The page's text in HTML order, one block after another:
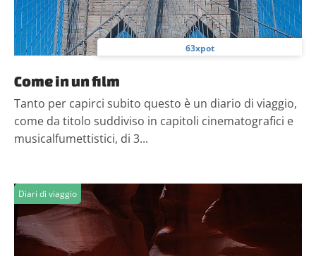
63xpot
Come in un film
Tanto per capirci subito questo è un diario di viaggio,
come da titolo suddiviso in capitoli cinematografici e
musicalfumettistici, di 3...
Diari di viaggio